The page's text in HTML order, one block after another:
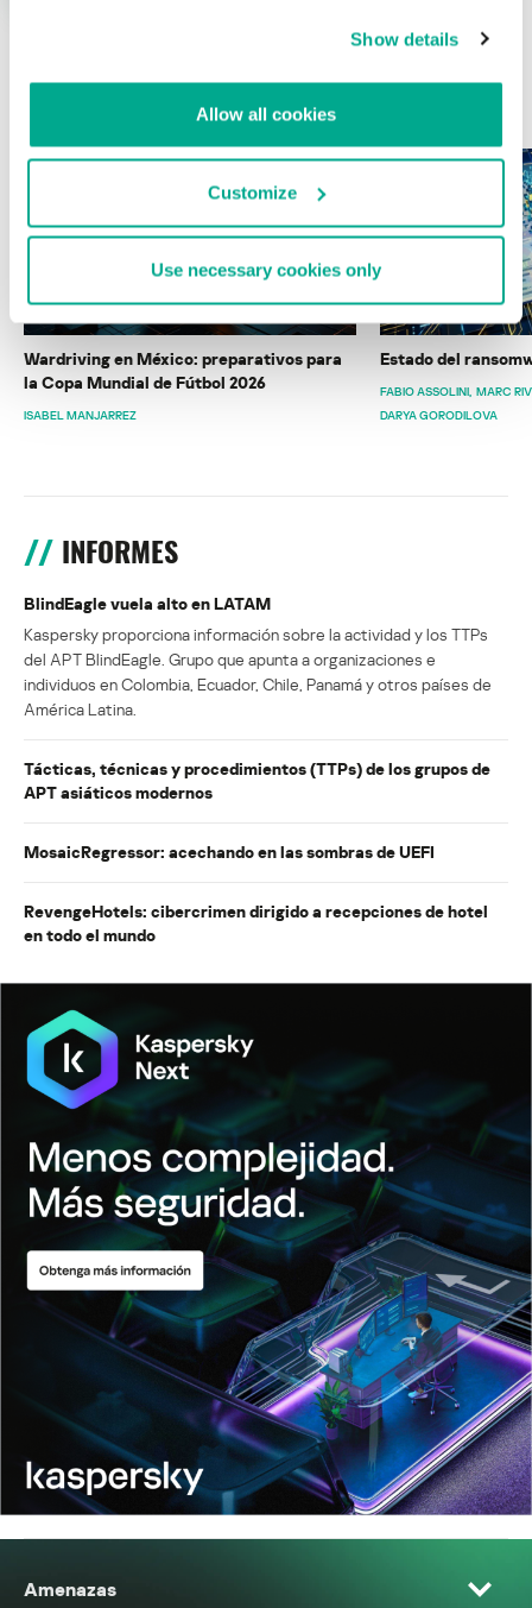
Show details
Allow all cookies
Customize
Use necessary cookies only
ÚLTIMAS PUBLICACIONES
Wardriving en México: preparativos para
la Copa Mundial de Fútbol 2026
ISABEL MANJARREZ
Estado del
FABIO ASSOLINI MARC
DARYA GORODILOVA
INFORMES
BlindEagle vuela alto en LATAM
Kaspersky proporciona información sobre la actividad y los TTPs
del APT BlindEagle. Grupo que apunta a organizaciones e
individuos en Colombia, Ecuador, Chile, Panamá y otros países de
América Latina.
Tácticas, técnicas y procedimientos (TTPs) de los grupos de
APT asiáticos modernos
MosaicRegressor: acechando en las sombras de UEFI
RevengeHotels: cibercrimen dirigido a recepciones de hotel
en todo el mundo
Amenazas